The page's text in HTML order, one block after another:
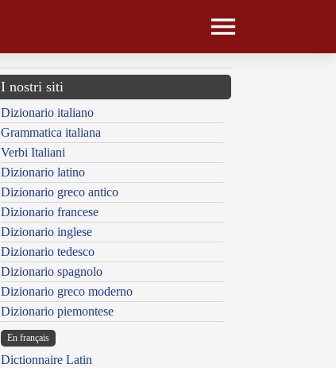
I nostri siti
Dizionario italiano
Grammatica italiana
Verbi Italiani
Dizionario latino
Dizionario greco antico
Dizionario francese
Dizionario inglese
Dizionario tedesco
Dizionario spagnolo
Dizionario greco moderno
Dizionario piemontese
En français
Dictionnaire Latin